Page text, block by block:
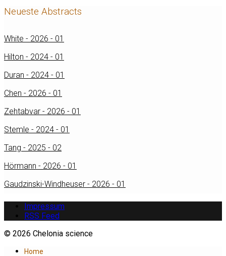
Neueste Abstracts
White - 2026 - 01
Hilton - 2024 - 01
Duran - 2024 - 01
Chen - 2026 - 01
Zehtabvar - 2026 - 01
Stemle - 2024 - 01
Tang - 2025 - 02
Hörmann - 2026 - 01
Gaudzinski-Windheuser - 2026 - 01
Impressum
RSS Feed
© 2026 Chelonia science
Home